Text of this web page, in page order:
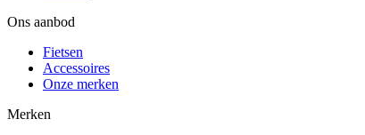
Ons aanbod
Fietsen
Accessoires
Onze merken
Merken